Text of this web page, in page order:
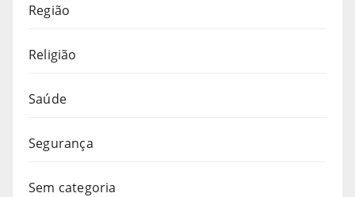
Região
Religião
Saúde
Segurança
Sem categoria